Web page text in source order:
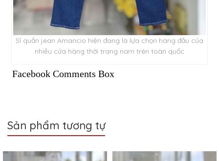
Sỉ quần jean Amancio hiện đang là lựa chọn hàng đầu của
nhiều cửa hàng thời trang nam trên toàn quốc
Facebook Comments Box
Sản phẩm tương tự